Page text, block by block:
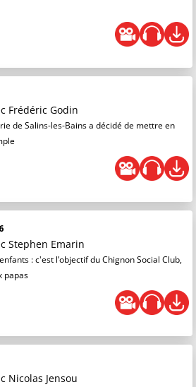
Frédéric Godin
de Salins-les-Bains a décidé de mettre en
Stephen Emarin
: c'est l’objectif du Chignon Social Club,
papas
Nicolas Jensou